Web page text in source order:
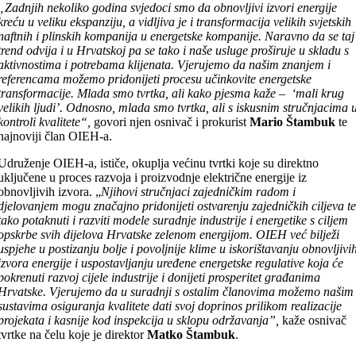
nekoliko godina svjedoci smo da obnovljivi izvori energije
u veliku ekspanziju, a vidljiva je i transformacija velikih svjetskih
i plinskih kompanija u energetske kompanije. Naravno da se taj
odvija i u Hrvatskoj pa se tako i naše usluge proširuje u skladu s
i potrebama klijenata. Vjerujemo da našim znanjem i
možemo pridonijeti procesu učinkovite energetske
Mlada smo tvrtka, ali kako pjesma kaže – ‘mali krug
ljudi’. Odnosno, mlada smo tvrtka, ali s iskusnim stručnjacima
kvalitete“, govori njen osnivač i prokuristMario Štambuk te
član OIEH-a.
OIEH-a, ističe, okuplja većinu tvrtki koje su direktno
u proces razvoja i proizvodnje električne energije iz
izvora. „Njihovi stručnjaci zajedničkim radom i
mogu značajno pridonijeti ostvarenju zajedničkih ciljeva te
potaknuti i razviti modele suradnje industrije i energetike s ciljem
svih dijelova Hrvatske zelenom energijom. OIEH već bilježi
u postizanju bolje i povoljnije klime u iskorištavanju
energije i uspostavljanju uređene energetske regulative koja će
razvoj cijele industrije i donijeti prosperitet građanima
Vjerujemo da u suradnji s ostalim članovima možemo našim
osiguranja kvalitete dati svoj doprinos prilikom realizacije
i kasnije kod inspekcija u sklopu održavanja”, kaže osnivač
na čelu koje je direktorMatko Štambuk.